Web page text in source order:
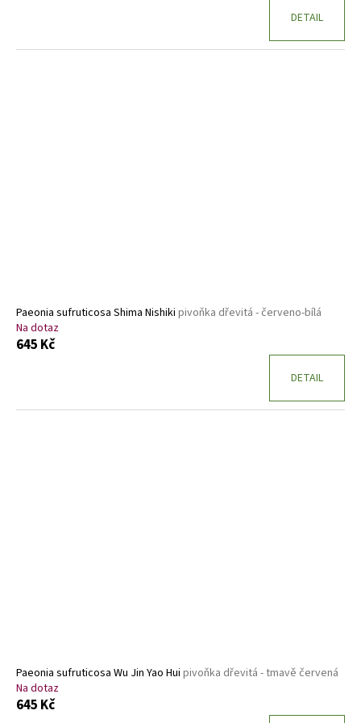
DETAIL
Paeonia sufruticosa Shima Nishiki pivoňka dřevitá - červeno-bílá
Na dotaz
645 Kč
DETAIL
Paeonia sufruticosa Wu Jin Yao Hui pivoňka dřevitá - tmavě červená
Na dotaz
645 Kč